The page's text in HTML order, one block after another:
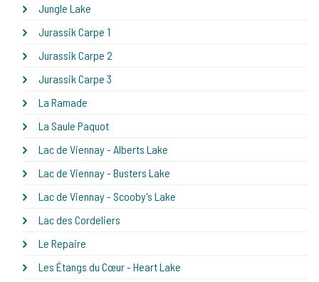
Jungle Lake
Jurassik Carpe 1
Jurassik Carpe 2
Jurassik Carpe 3
La Ramade
La Saule Paquot
Lac de Viennay - Alberts Lake
Lac de Viennay - Busters Lake
Lac de Viennay - Scooby's Lake
Lac des Cordeliers
Le Repaire
Les Étangs du Cœur - Heart Lake